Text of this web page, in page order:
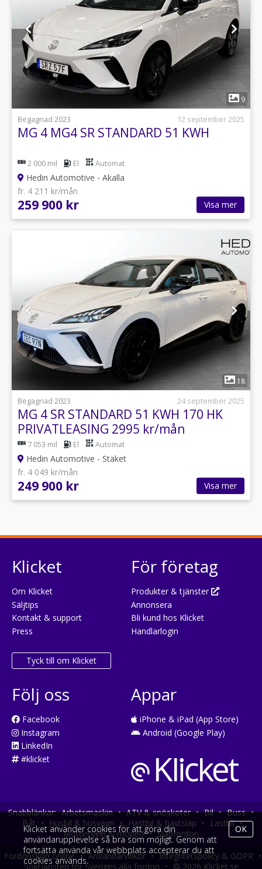
1
9
Begagnad 2023
12 september 2025
MG 4 MG4 SR STANDARD 51 KWH
2 000 mil El Automat
Hedin Automotive - Akalla
fr. 4 211 kr/mån
259 900 kr Visa mer
18
Begagnad 2023
24 september 2025
MG 4 SR STANDARD 51 KWH 170 HK
PRIVATLEASING 2995 kr/mån
7 053 mil El Automat
Hedin Automotive - Stäket
fr. 4 049 kr/mån
249 900 kr Visa mer
Klicket
Om Klicket
Säljtips
Kontakt & support
Press
Tyck till om Klicket
För företag
Produkter & tjänster
Annonsera
Bli kund hos Klicket
Handlarlogin
Följ oss
Facebook
Instagram
LinkedIn
#klicket
Appar
iPhone & iPad (App Store)
Android (Google Play)
Snabblänkar: Arbetsmaskin • ATV & snöskoter • Bil • Buss •
Båt • Husbil & husvagn • Hästbil & hästsläp • Lastbil •
Motorcykel & moped • Släpfordon
Fordonsköp online • Användarvillkor • Integritetspolicy & GDPR •
Söktjänsten för Sveriges alla fordon • © 2026 Klicket.se
Klicket använder cookies för att göra din
användarupplevelse så bra som möjligt. Genom att
fortsätta använda vår webbplats accepterar du att
cookies används.
OK